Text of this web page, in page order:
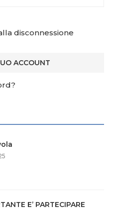
disconnessione
E’ PARTECIPARE